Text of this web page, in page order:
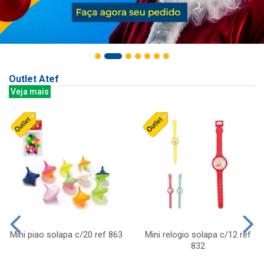
Outlet Atef
Veja mais
Mini piao solapa c/20 ref 863
Mini relogio solapa c/12 ref
832